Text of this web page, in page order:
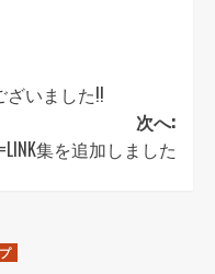
いました!!
次へ:
集を追加しました